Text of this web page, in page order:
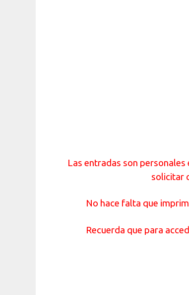
Las entradas son
solicitar
No hace falta que
Recuerda que para